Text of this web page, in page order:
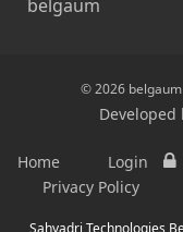
belgaum
© 2026
Developed
Home Login
Privacy Policy
Sahyadri Technologies